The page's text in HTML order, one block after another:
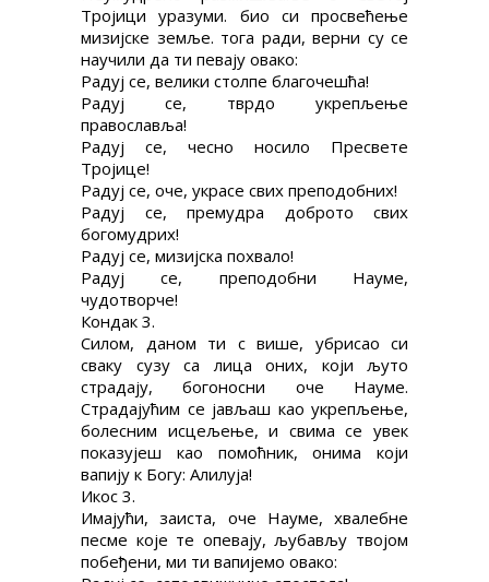
Тројици уразуми. био си просвећење
мизијске земље. тога ради, верни су се
научили да ти певају овако:
Радуј се, велики столпе благочешћа!
Радуј се, тврдо укрепљење
православља!
Радуј се, чесно носило Пресвете
Тројице!
Радуј се, оче, украсе свих преподобних!
Радуј се, премудра доброто свих
богомудрих!
Радуј се, мизијска похвало!
Радуј се, преподобни Науме,
чудотворче!
Кондак 3.
Силом, даном ти с више, убрисао си
сваку сузу са лица оних, који љуто
страдају, богоносни оче Науме.
Страдајућим се јављаш као укрепљење,
болесним исцељење, и свима се увек
показујеш као помоћник, онима који
вапију к Богу: Алилуја!
Икос 3.
Имајући, заиста, оче Науме, хвалебне
песме које те опевају, љубављу твојом
побеђени, ми ти вапијемо овако: